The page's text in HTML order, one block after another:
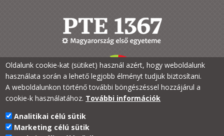
PTE Kancellária
Oldalunk cookie-kat (sütiket) használ azért, hogy weboldalunk
használata során a lehető legjobb élményt tudjuk biztosítani.
A weboldalunkon történő további böngészéssel hozzájárul a
cookie-k használatához. További információk
Analitikai célú sütik
Marketing célú sütik